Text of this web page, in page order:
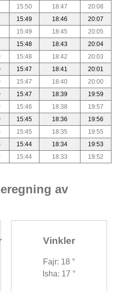
15:50 18:47
20:08
15:49 18:46
20:07
15:49 18:45
20:05
15:48 18:43
20:04
15:48 18:42
20:03
15:47 18:41
20:01
15:47 18:40
20:00
15:47 18:39
19:59
15:46 18:38
19:57
15:45 18:36
19:56
15:45 18:35
19:55
15:44 18:34
19:53
15:44 18:33 19:52
av
Vinkler
Fajr: 18 °
Isha: 17 °